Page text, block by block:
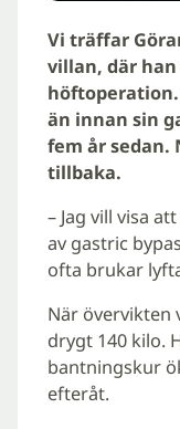
Vi träffar
villan, där
än innan sin
fem år sedan.
tillbaka.
– Jag vill visa
av gastric
ofta brukar
När övervikten
drygt 140 kilo.
bantningskur
efteråt.